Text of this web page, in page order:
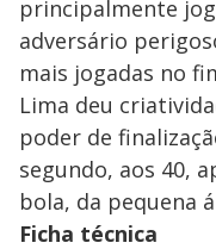
principalmente
adversário
mais jogadas no
Lima deu
poder de
segundo, aos 40,
bola, da pequena
Ficha técnica